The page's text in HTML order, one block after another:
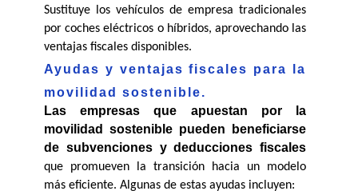
Sustituye los vehículos de empresa tradicionales
por coches eléctricos o híbridos, aprovechando las
ventajas fiscales disponibles.
Ayudas y ventajas fiscales para la
movilidad sostenible.
Las empresas que apuestan por la
movilidad sostenible pueden beneficiarse
de subvenciones y deducciones fiscales
que promueven la transición hacia un modelo
más eficiente. Algunas de estas ayudas incluyen: